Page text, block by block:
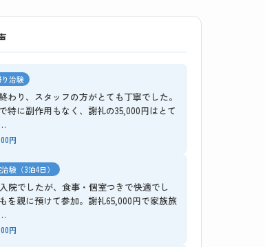
り治験
わり、スタッフの方がとても丁寧でした。
特に副作用もなく、謝礼の35,000円はとて
円
験（3泊4日）
院でしたが、食事・個室つきで快適でし
を親に預けて参加。謝礼65,000円で家族旅
円